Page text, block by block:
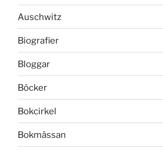
Auschwitz
Biografier
Bloggar
Böcker
Bokcirkel
Bokmässan